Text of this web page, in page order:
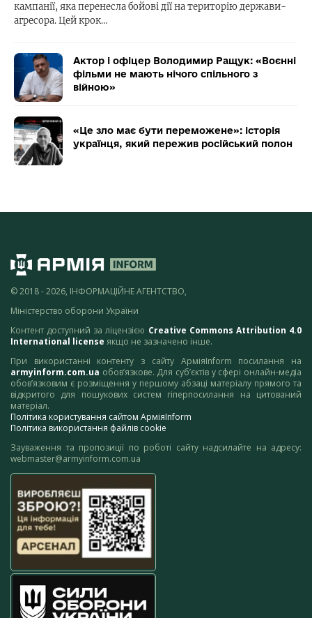
кампанії, яка перенесла бойові дії на територію держави-
агресора. Цей крок…
Актор і офіцер Володимир Ращук: «Воєнні
фільми не мають нічого спільного з
війною»
«Це зло має бути переможене»: історія
українця, який пережив російський полон
© 2018 - 2026, ІНФОРМАЦІЙНЕ АГЕНТСТВО,
Міністерство оборони України
Контент доступний за ліцензією Creative Commons Attribution 4.0
International license якщо не зазначено інше.
При використанні контенту з сайту АрміяInform посилання на
armyinform.com.ua обов’язкове. Для суб’єктів у сфері онлайн-медіа
обов’язковим є розміщення у першому абзаці матеріалу прямого та
відкритого для пошукових систем гіперпосилання на цитований
матеріал.
Політика користування сайтом АрміяInform
Політика використання файлів cookie
Зауваження та пропозиції по роботі сайту надсилайте на адресу:
webmaster@armyinform.com.ua